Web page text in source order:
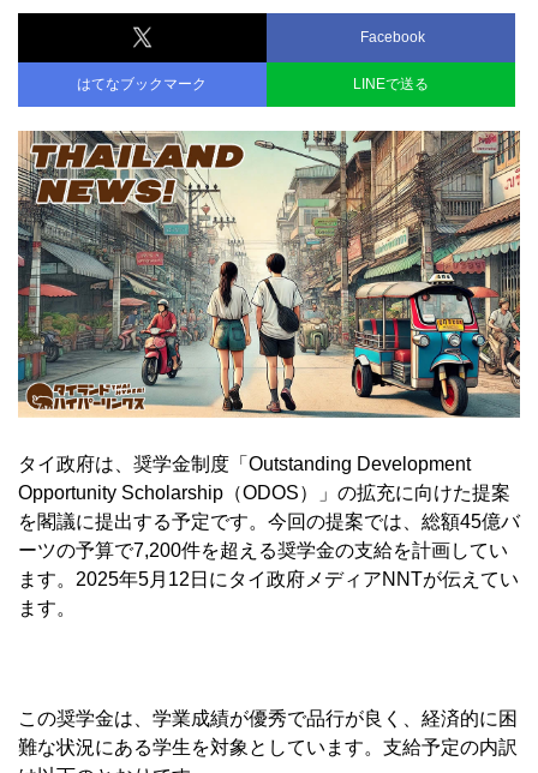
Facebook
はてなブックマーク LINEで送る
タイ政府は、奨学金制度「Outstanding Development
Opportunity Scholarship（ODOS）」の拡充に向けた提案
を閣議に提出する予定です。今回の提案では、総額45億バ
ーツの予算で7,200件を超える奨学金の支給を計画してい
ます。2025年5月12日にタイ政府メディアNNTが伝えてい
ます。
この奨学金は、学業成績が優秀で品行が良く、経済的に困
難な状況にある学生を対象としています。支給予定の内訳